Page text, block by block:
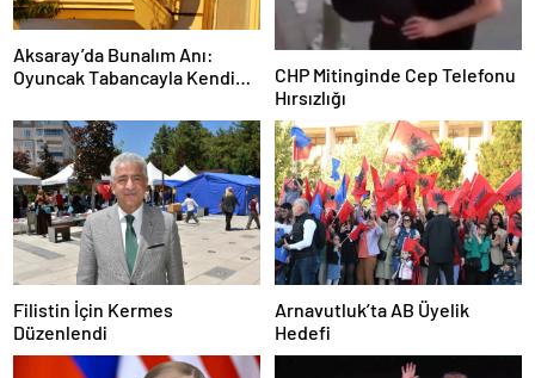
Aksaray’da Bunalım Anı:
Oyuncak Tabancayla Kendine
CHP Mitinginde Cep Telefonu
Hırsızlığı
Filistin İçin Kermes
Düzenlendi
Arnavutluk’ta AB Üyelik
Hedefi